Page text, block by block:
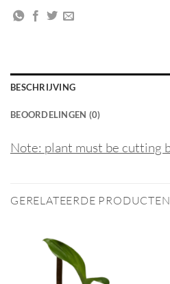
BESCHRIJVING
BEOORDELINGEN (0)
Note: plant must be cutting
GERELATEERDE PRODUCTEN